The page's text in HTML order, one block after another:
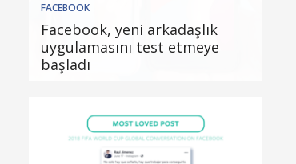
FACEBOOK
Facebook, yeni arkadaşlık
uygulamasını test etmeye
başladı